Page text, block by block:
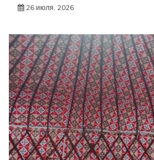
26 июля, 2026